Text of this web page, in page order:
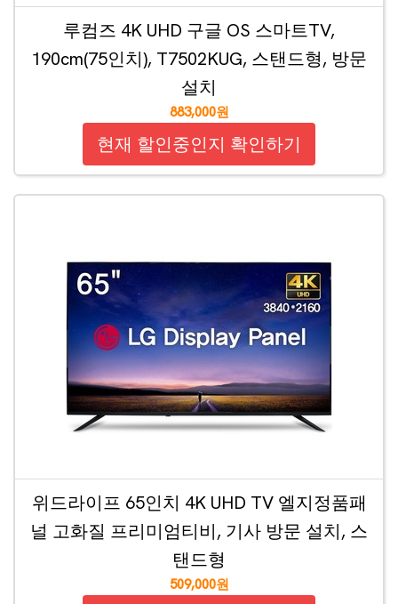
루컴즈 4K UHD 구글 OS 스마트TV,
190cm(75인치), T7502KUG, 스탠드형, 방문
설치
883,000원
현재 할인중인지 확인하기
위드라이프 65인치 4K UHD TV 엘지정품패
널 고화질 프리미엄티비, 기사 방문 설치, 스
탠드형
509,000원